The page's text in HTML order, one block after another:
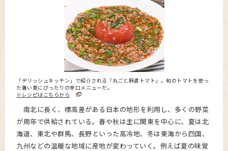
南北に長く、標高差がある日本の地形を利用し、多くの野菜
が周年で供給されている。春や秋は主に関東を中心に、夏は北
海道、東北や群馬、長野といった高冷地、冬は東海から四国、
九州などの温暖な地域に産地が変わっていく。例えば夏の味覚
「デリッシュキッチン」で紹介される「丸ごと麻婆トマト」。旬のトマトを使っ
た暑い夏にぴったりの辛口メニューだ。
※レシピはこちらから